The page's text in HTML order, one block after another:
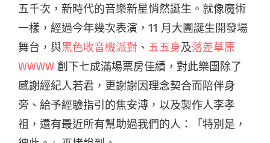
五千次，新時代的音樂新星悄然誕生。就像魔術
一樣，經過今年幾次表演，11 月大團誕生開發場
舞台，與黑色收音機派對 、 五五身及落差草原
WWWW 創下七成滿場票房佳績，對此樂團除了
感謝經紀人若君，更謝謝因理念契合而陪伴身
旁、給予經驗指引的焦安溥，以及製作人李孝
祖，還有最近所有幫助過我們的人：「特別是，